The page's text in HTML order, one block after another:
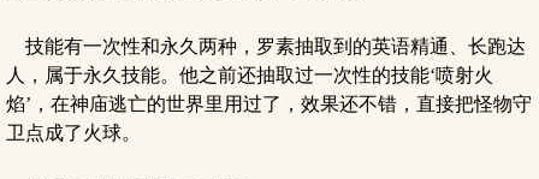
技能有一次性和永久两种，罗素抽取到的英语精通、长跑达
人，属于永久技能。他之前还抽取过一次性的技能‘喷射火
焰’，在神庙逃亡的世界里用过了，效果还不错，直接把怪物守
卫点成了火球。